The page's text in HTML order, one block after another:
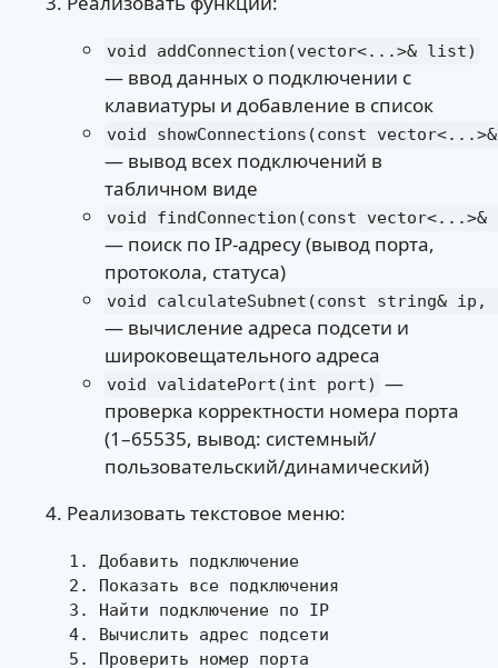
void addConnection(vector<...>& list)
— ввод данных о подключении с
клавиатуры и добавление в список
void showConnections(const
— вывод всех подключений в
табличном виде
void findConnection(const
— поиск по IP-адресу (вывод порта,
протокола, статуса)
void calculateSubnet(const string& ip,
— вычисление адреса подсети и
широковещательного адреса
void validatePort(int port) —
проверка корректности номера порта
(1–65535, вывод: системный/
пользовательский/динамический)
Реализовать текстовое меню:
1. Добавить подключение
2. Показать все подключения
3. Найти подключение по IP
4. Вычислить адрес подсети
5. Проверить номер порта